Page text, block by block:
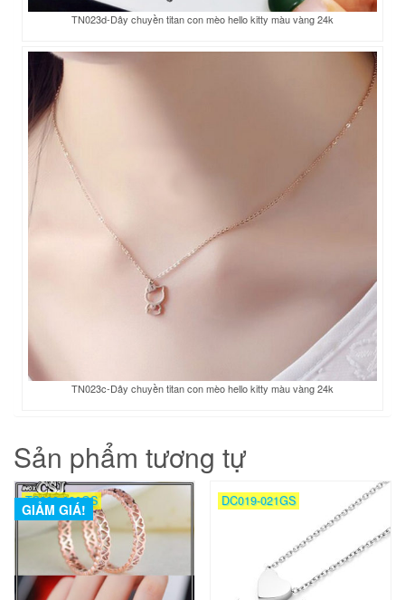
TN023d-Dây chuyền titan con mèo hello kitty màu vàng 24k
TN023c-Dây chuyền titan con mèo hello kitty màu vàng 24k
Sản phẩm tương tự
GIẢM GIÁ!
TC008-020GS DC019-021GS